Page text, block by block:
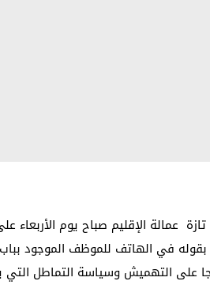
عمالة الإقليم صباح يوم
وضعه من طرف التنسيقية قبل 15 يوما بقوله في
على التهميش وسياسة التماطل التي